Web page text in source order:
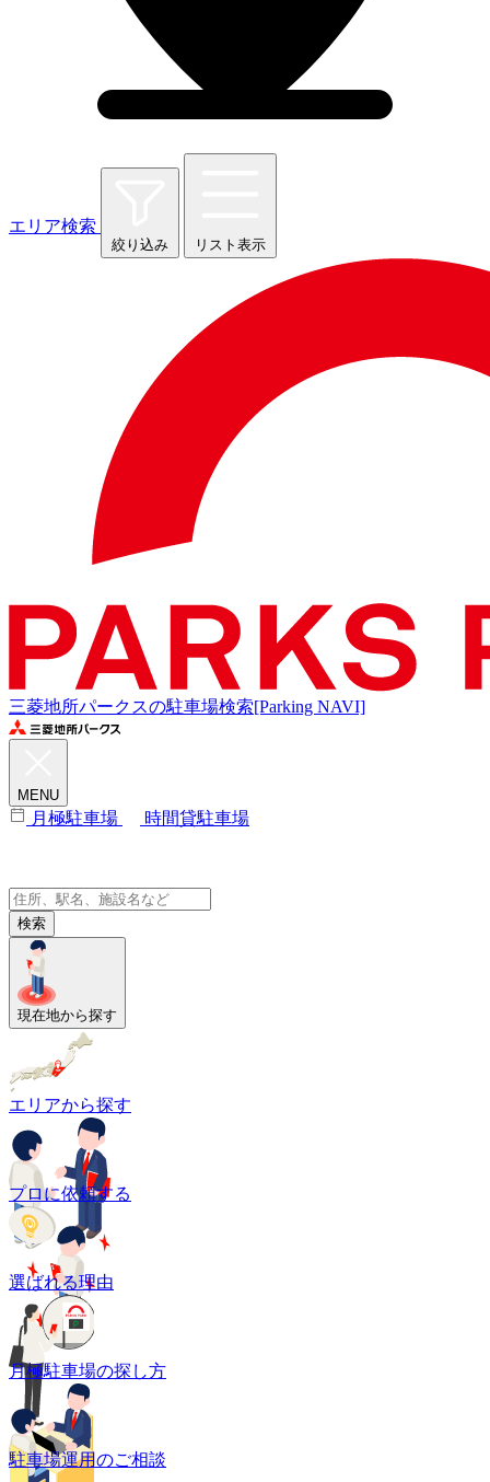
エリア検索
絞り込み リスト表示
三菱地所パークスの駐車場検索[Parking NAVI]
MENU
月極駐車場 時間貸駐車場
検索
現在地から探す
エリアから探す
プロに依頼する
選ばれる理由
月極駐車場の探し方
駐車場運用のご相談